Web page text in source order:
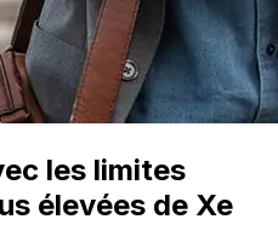
les limites
élevées de Xe